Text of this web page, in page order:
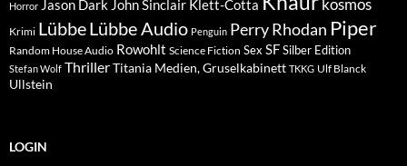
Horror Jason Dark John Sinclair Klett-Cotta kosmos
Krimi LübbeLübbe Audio Penguin Perry Rhodan Piper
Random House Audio Rowohlt Science Fiction Sex SFSilber Edition
Stefan Wolf ThrillerTitania Medien, Gruselkabinett TKKG Ulf Blanck
Ullstein
LOGIN